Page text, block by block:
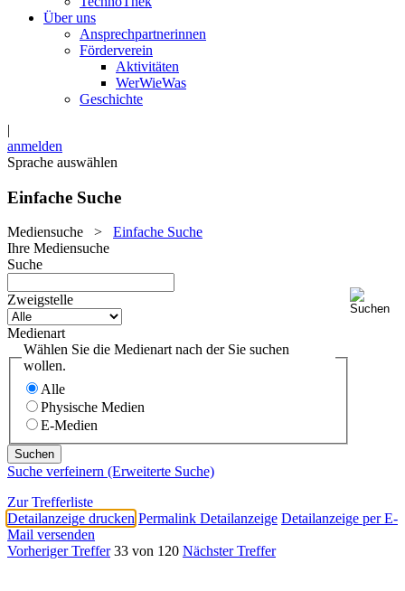
Über uns
Ansprechpartnerinnen
Förderverein
Aktivitäten
WerWieWas
Geschichte
|
anmelden
Sprache auswählen
Einfache Suche
Mediensuche > Einfache Suche
Ihre Mediensuche
Suche
Zweigstelle
Medienart
Wählen Sie die Medienart nach der Sie suchen
wollen.
Alle
Physische Medien
E-Medien
Suche verfeinern (Erweiterte Suche)
Zur Trefferliste
Detailanzeige drucken Permalink Detailanzeige Detailanzeige per E-
Mail versenden
Vorheriger Treffer 33 von 120 Nächster Treffer